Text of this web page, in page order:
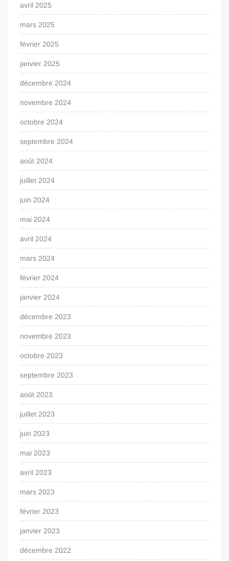
avril 2025
mars 2025
février 2025
janvier 2025
décembre 2024
novembre 2024
octobre 2024
septembre 2024
août 2024
juillet 2024
juin 2024
mai 2024
avril 2024
mars 2024
février 2024
janvier 2024
décembre 2023
novembre 2023
octobre 2023
septembre 2023
août 2023
juillet 2023
juin 2023
mai 2023
avril 2023
mars 2023
février 2023
janvier 2023
décembre 2022